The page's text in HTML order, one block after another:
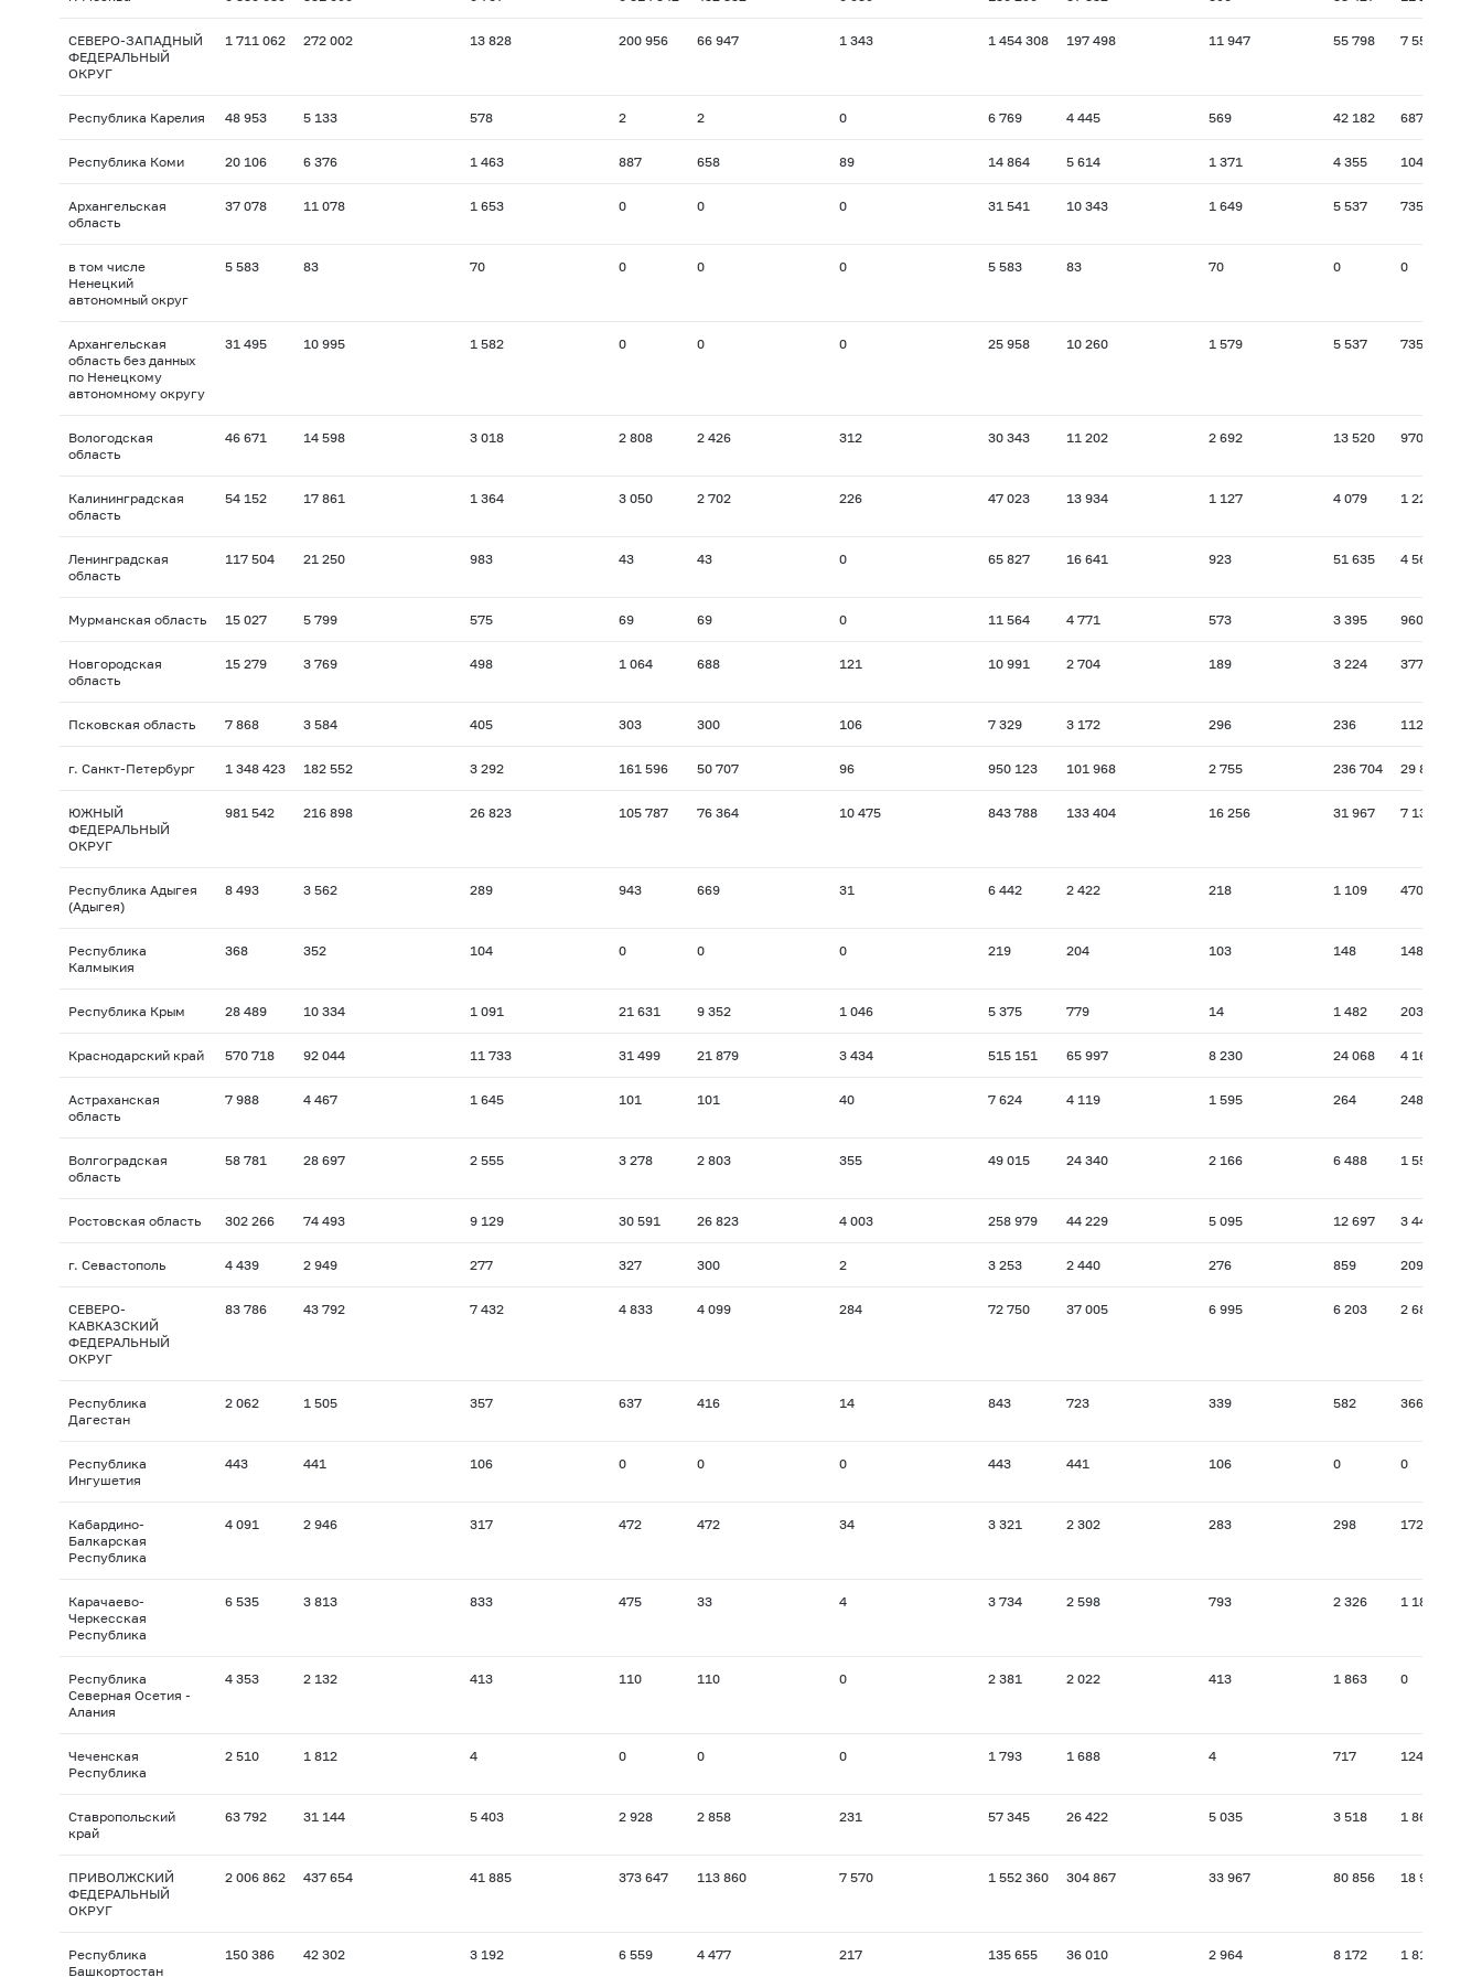
СЕВЕРО-ЗАПАДНЫЙ
ФЕДЕРАЛЬНЫЙ
ОКРУГ
1 711 062 272 002 13 828 200 956 66 947 1 343 1 454 308 197 498 11 947 55 798 7 557
Республика Карелия 48 953 5 133 578 2 2 0 6 769 4 445 569 42 182 687
Республика Коми 20 106 6 376 1 463 887 658 89 14 864 5 614 1 371 4 355 104
Архангельская
область
37 078 11 078 1 653 0 0 0 31 541 10 343 1 649 5 537 735
в том числе
Ненецкий
автономный округ
5 583 83 70 0 0 0 5 583 83 70 0 0
Архангельская
область без данных
по Ненецкому
автономному округу
31 495 10 995 1 582 0 0 0 25 958 10 260 1 579 5 537 735
Вологодская
область
46 671 14 598 3 018 2 808 2 426 312 30 343 11 202 2 692 13 520 970
Калининградская
область
54 152 17 861 1 364 3 050 2 702 226 47 023 13 934 1 127 4 079 1 225
Ленинградская
область
117 504 21 250 983 43 43 0 65 827 16 641 923 51 635 4 566
Мурманская область 15 027 5 799 575 69 69 0 11 564 4 771 573 3 395 960
Новгородская
область
15 279 3 769 498 1 064 688 121 10 991 2 704 189 3 224 377
Псковская область 7 868 3 584 405 303 300 106 7 329 3 172 296 236 112
г. Санкт-Петербург 1 348 423 182 552 3 292 161 596 50 707 96 950 123 101 968 2 755 236 704 29 877
ЮЖНЫЙ
ФЕДЕРАЛЬНЫЙ
ОКРУГ
981 542 216 898 26 823 105 787 76 364 10 475 843 788 133 404 16 256 31 967 7 130
Республика Адыгея
(Адыгея)
8 493 3 562 289 943 669 31 6 442 2 422 218 1 109 470
Республика
Калмыкия
368 352 104 0 0 0 219 204 103 148 148
Республика Крым 28 489 10 334 1 091 21 631 9 352 1 046 5 375 779 14 1 482 203
Краснодарский край 570 718 92 044 11 733 31 499 21 879 3 434 515 151 65 997 8 230 24 068 4 169
Астраханская
область
7 988 4 467 1 645 101 101 40 7 624 4 119 1 595 264 248
Волгоградская
область
58 781 28 697 2 555 3 278 2 803 355 49 015 24 340 2 166 6 488 1 554
Ростовская область 302 266 74 493 9 129 30 591 26 823 4 003 258 979 44 229 5 095 12 697 3 440
г. Севастополь 4 439 2 949 277 327 300 2 3 253 2 440 276 859 209
СЕВЕРО-
КАВКАЗСКИЙ
ФЕДЕРАЛЬНЫЙ
ОКРУГ
83 786 43 792 7 432 4 833 4 099 284 72 750 37 005 6 995 6 203 2 688
Республика
Дагестан
2 062 1 505 357 637 416 14 843 723 339 582 366
Республика
Ингушетия
443 441 106 0 0 0 443 441 106 0 0
Кабардино-
Балкарская
Республика
4 091 2 946 317 472 472 34 3 321 2 302 283 298 172
Карачаево-
Черкесская
Республика
6 535 3 813 833 475 33 4 3 734 2 598 793 2 326 1 182
Республика
Северная Осетия -
Алания
4 353 2 132 413 110 110 0 2 381 2 022 413 1 863 0
Чеченская
Республика
2 510 1 812 4 0 0 0 1 793 1 688 4 717 124
Ставропольский
край
63 792 31 144 5 403 2 928 2 858 231 57 345 26 422 5 035 3 518 1 865
ПРИВОЛЖСКИЙ
ФЕДЕРАЛЬНЫЙ
ОКРУГ
2 006 862 437 654 41 885 373 647 113 860 7 570 1 552 360 304 867 33 967 80 856 18 928
Республика
Башкортостан
150 386 42 302 3 192 6 559 4 477 217 135 655 36 010 2 964 8 172 1 815